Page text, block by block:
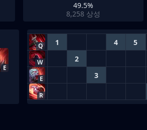
49.5%
8,258 상성
E
Q 1 4 5
W 2
E 3
R